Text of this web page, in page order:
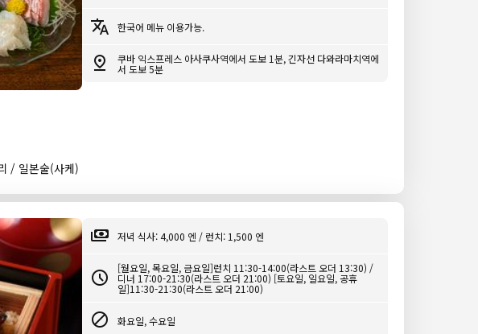
/ 일본술(사케)
한국어 메뉴 이용가능.
쿠바 익스프레스 아사쿠사역에서 도보 1분, 긴자선 다와라마치역에
서 도보 5분
저녁 식사: 4,000 엔 / 런치: 1,500 엔
[월요일, 목요일, 금요일]런치 11:30-14:00(라스트 오더 13:30) /
디너 17:00-21:30(라스트 오더 21:00) [토요일, 일요일, 공휴
일]11:30-21:30(라스트 오더 21:00)
화요일, 수요일